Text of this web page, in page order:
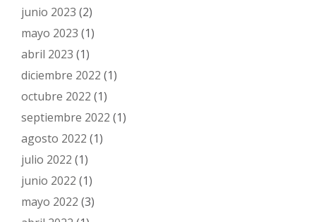
junio 2023 (2)
mayo 2023 (1)
abril 2023 (1)
diciembre 2022 (1)
octubre 2022 (1)
septiembre 2022 (1)
agosto 2022 (1)
julio 2022 (1)
junio 2022 (1)
mayo 2022 (3)